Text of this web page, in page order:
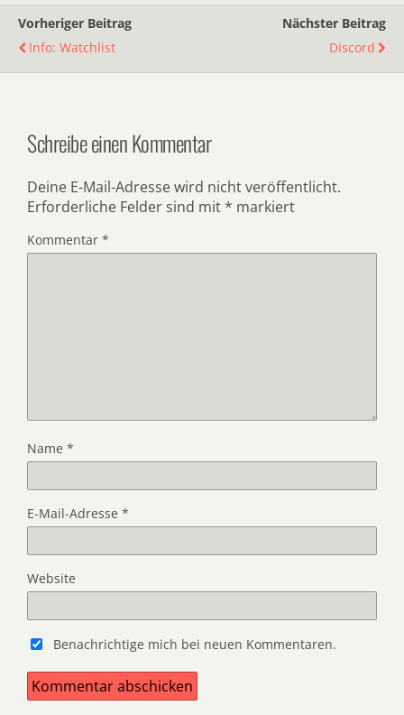
Vorheriger Beitrag
Info: Watchlist
Nächster Beitrag
Discord
Schreibe einen Kommentar
Deine E-Mail-Adresse wird nicht veröffentlicht.
Erforderliche Felder sind mit * markiert
Kommentar *
Name *
E-Mail-Adresse *
Website
Benachrichtige mich bei neuen Kommentaren.